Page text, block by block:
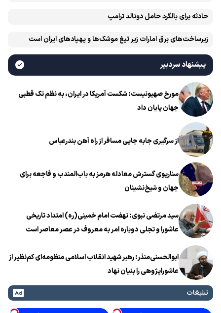
حادثه برای بالگرد حامل دونالد ترامپ
زیرساخت‌های برق امارات زیر تیغ موشک‌ها و پهپادهای ایران است
پیشنهاد سردبیر
مورخ صهیونیست: شکست آمریکا در ایران، به نظم تک قطبی
جهان پایان داد
از سرگیری جابه جایی مسافر از راه آهن بندرعباس
سناریوی گسترش معادله هرمز به باب‌المندب و فاجعه برای
جهان و شیخ‌نشینان
سید مرتضی نبوی: نهضت امام خمینی(ره) امتداد تاریخی
عاشورا و تجلی دوباره امر به معروف در عصر معاصر است
ابوالحسنی‌منذر: رهبر شهید انقلاب اسلامی منظومه‌ای کم‌نظیر از
عاشوراپژوهی را بنیان نهاد
تبلیغات